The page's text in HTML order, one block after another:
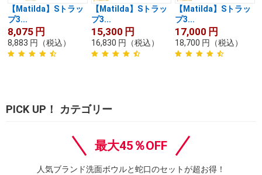
【Matilda】Sトラッ
プ3...
8,075 円
8,883 円 （税込）
【Matilda】Sトラッ
プ3...
15,300 円
16,830 円 （税込）
【Matilda】Sトラッ
プ3...
17,000 円
18,700 円 （税込）
PICK UP！ カテゴリー
最大45％OFF
人気ブランド洗面ボウルと蛇口のセットが超お得！